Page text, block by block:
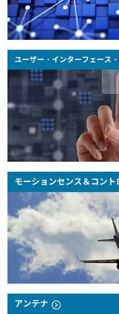
ユーザー・インターフェース
モーションセンス＆コント
アンテナ